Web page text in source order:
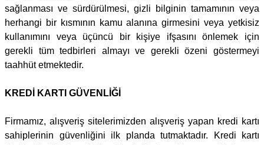
sağlanması ve sürdürülmesi, gizli bilginin tamamının veya
herhangi bir kısmının kamu alanına girmesini veya yetkisiz
kullanımını veya üçüncü bir kişiye ifşasını önlemek için
gerekli tüm tedbirleri almayı ve gerekli özeni göstermeyi
taahhüt etmektedir.
KREDİ KARTI GÜVENLİĞİ
Firmamız, alışveriş sitelerimizden alışveriş yapan kredi kartı
sahiplerinin güvenliğini ilk planda tutmaktadır. Kredi kartı